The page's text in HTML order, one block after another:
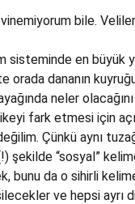
bile.
sisteminde en büyük
orada dananın
neler
fark etmesi için
Çünkü aynı
şekilde “sosyal”
bunu da o sihirli
ve hepsi ayrı